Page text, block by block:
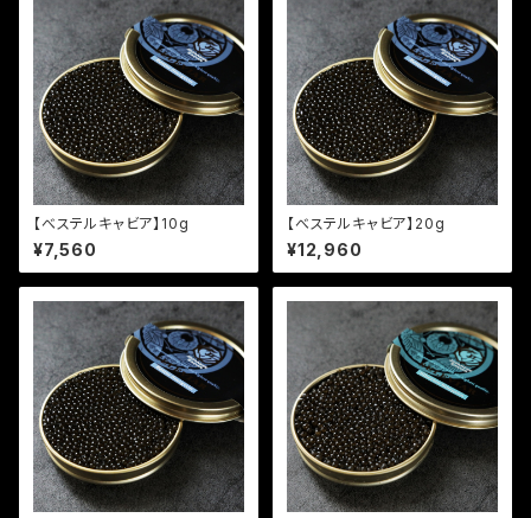
【べステルキャビア】10g
¥7,560
【べステルキャビア】20g
¥12,960